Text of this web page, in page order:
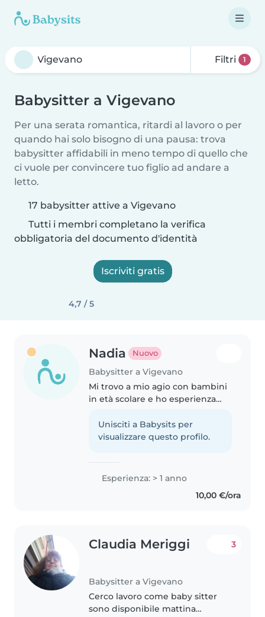
Filtri 1
Babysitter a Vigevano
Per una serata romantica, ritardi al lavoro o per
quando hai solo bisogno di una pausa: trova
babysitter affidabili in meno tempo di quello che
ci vuole per convincere tuo figlio ad andare a
letto.
17 babysitter attive a Vigevano
Tutti i membri completano la verifica
obbligatoria del documento d'identità
Iscriviti gratis
4,7 / 5
Nadia Nuovo
Babysitter a Vigevano
Mi trovo a mio agio con bambini
in età scolare e ho esperienza
italiano, inglese e arabo e sono
creativo nel proporre attività
Unisciti a Babysits per
visualizzare questo profilo.
Esperienza: > 1 anno
10,00 €/ora
Claudia Meriggi
Babysitter a Vigevano
3
Cerco lavoro come baby sitter
sono disponibile mattina